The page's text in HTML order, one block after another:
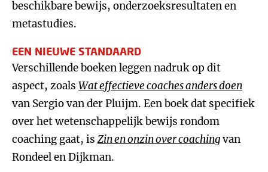
beschikbare bewijs, onderzoeksresultaten en
metastudies.
EEN NIEUWE STANDAARD
Verschillende boeken leggen nadruk op dit
aspect, zoals Wat effectieve coaches anders doen
van Sergio van der Pluijm. Een boek dat specifiek
over het wetenschappelijk bewijs rondom
coaching gaat, is Zin en onzin over coachingvan
Rondeel en Dijkman.